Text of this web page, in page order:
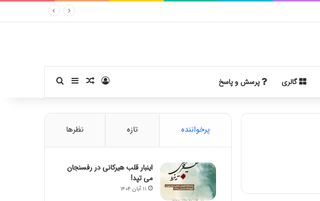
گالری پرسش و پاسخ ورودنوشته تصادفی
سایدبارجستجو برای
پرخواننده تازه نظرها
اینبار قلب هیرکانی در رفسنجان
می تپد!
۱۱ آبان ۱۴۰۴